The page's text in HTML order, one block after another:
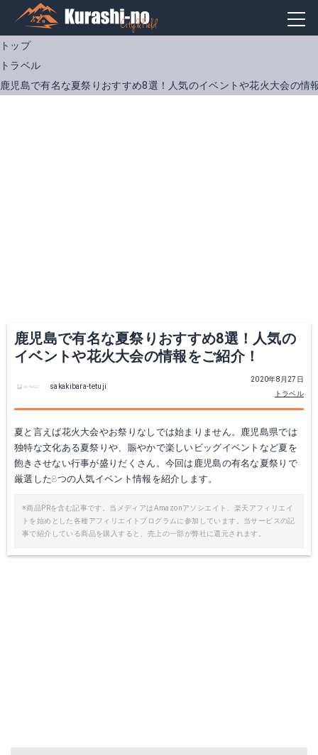
トップ
トラベル
鹿児島で有名な夏祭りおすすめ8選！人気のイベントや花火大会の情
鹿児島で有名な夏祭りおすすめ8選！人気の
イベントや花火大会の情報をご紹介！
2020年8月27日
トラベル
sakakibara-tetuji
夏と言えば花火大会やお祭りなしでは始まりません。鹿児島県では
独特な文化ある夏祭りや、賑やかで楽しいビッグイベントなど夏を
飽きさせない行事が盛りだくさん。今回は鹿児島の有名な夏祭りで
厳選した8つの人気イベント情報を紹介します。
※商品PRを含む記事です。当メディアはAmazonアソシエイト、楽天アフィリエイ
トを始めとした各種アフィリエイトプログラムに参加しています。当サービスの記
事で紹介している商品を購入すると、売上の一部が弊社に還元されます。